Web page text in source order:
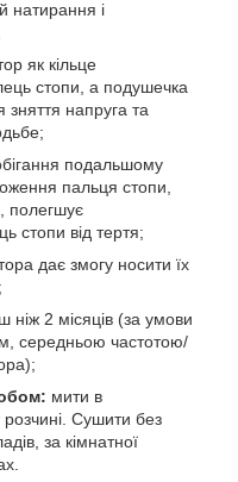
натирання і
як кільце
стопи, а подушечка
напруга та
подальшому
пальця стопи,
полегшує
стопи від тертя;
дає змогу носити їх
ніж 2 місяців (за умови
середньою частотою/
мити в
Сушити без
за кімнатної